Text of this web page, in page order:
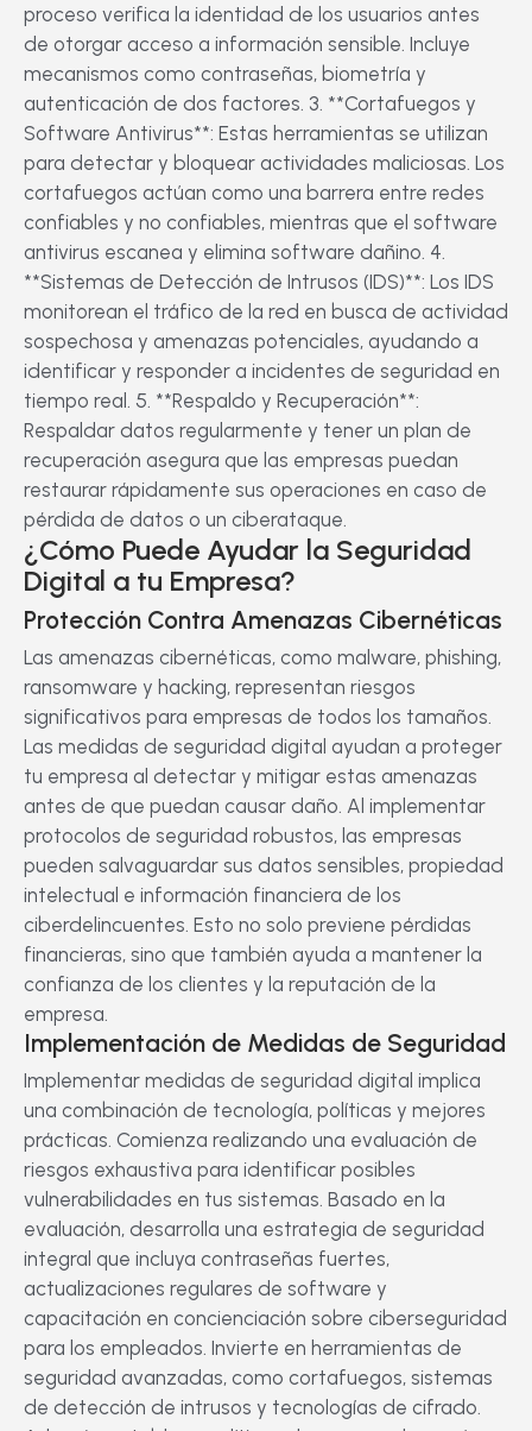
proceso verifica la identidad de los usuarios antes
de otorgar acceso a información sensible. Incluye
mecanismos como contraseñas, biometría y
autenticación de dos factores. 3. **Cortafuegos y
Software Antivirus**: Estas herramientas se utilizan
para detectar y bloquear actividades maliciosas. Los
cortafuegos actúan como una barrera entre redes
confiables y no confiables, mientras que el software
antivirus escanea y elimina software dañino. 4.
**Sistemas de Detección de Intrusos (IDS)**: Los IDS
monitorean el tráfico de la red en busca de actividad
sospechosa y amenazas potenciales, ayudando a
identificar y responder a incidentes de seguridad en
tiempo real. 5. **Respaldo y Recuperación**:
Respaldar datos regularmente y tener un plan de
recuperación asegura que las empresas puedan
restaurar rápidamente sus operaciones en caso de
pérdida de datos o un ciberataque.
¿Cómo Puede Ayudar la Seguridad
Digital a tu Empresa?
Protección Contra Amenazas Cibernéticas
Las amenazas cibernéticas, como malware, phishing,
ransomware y hacking, representan riesgos
significativos para empresas de todos los tamaños.
Las medidas de seguridad digital ayudan a proteger
tu empresa al detectar y mitigar estas amenazas
antes de que puedan causar daño. Al implementar
protocolos de seguridad robustos, las empresas
pueden salvaguardar sus datos sensibles, propiedad
intelectual e información financiera de los
ciberdelincuentes. Esto no solo previene pérdidas
financieras, sino que también ayuda a mantener la
confianza de los clientes y la reputación de la
empresa.
Implementación de Medidas de Seguridad
Implementar medidas de seguridad digital implica
una combinación de tecnología, políticas y mejores
prácticas. Comienza realizando una evaluación de
riesgos exhaustiva para identificar posibles
vulnerabilidades en tus sistemas. Basado en la
evaluación, desarrolla una estrategia de seguridad
integral que incluya contraseñas fuertes,
actualizaciones regulares de software y
capacitación en concienciación sobre ciberseguridad
para los empleados. Invierte en herramientas de
seguridad avanzadas, como cortafuegos, sistemas
de detección de intrusos y tecnologías de cifrado.